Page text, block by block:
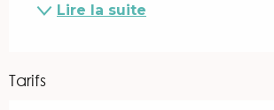
Lire la suite
Tarifs